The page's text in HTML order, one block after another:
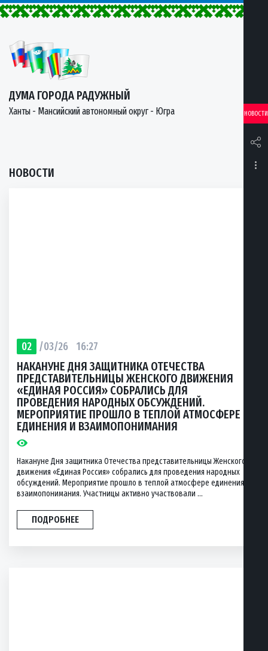
ДУМА ГОРОДА РАДУЖНЫЙ
Ханты - Мансийский автономный округ - Югра НОВОСТИ
НОВОСТИ
02 /03/26 16:27
НАКАНУНЕ ДНЯ ЗАЩИТНИКА ОТЕЧЕСТВА
ПРЕДСТАВИТЕЛЬНИЦЫ ЖЕНСКОГО ДВИЖЕНИЯ
«ЕДИНАЯ РОССИЯ» СОБРАЛИСЬ ДЛЯ
ПРОВЕДЕНИЯ НАРОДНЫХ ОБСУЖДЕНИЙ.
МЕРОПРИЯТИЕ ПРОШЛО В ТЕПЛОЙ АТМОСФЕРЕ
ЕДИНЕНИЯ И ВЗАИМОПОНИМАНИЯ
Накануне Дня защитника Отечества представительницы Женского
движения «Единая Россия» собрались для проведения народных
обсуждений. Мероприятие прошло в теплой атмосфере единения и
взаимопонимания. Участницы активно участвовали ...
ПОДРОБНЕЕ